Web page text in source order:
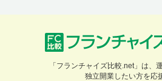
「フランチャイズ比較.net」は、
独立開業したい方を応